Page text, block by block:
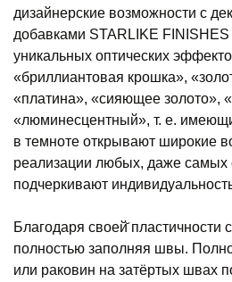
дизайнерские возможности с
добавками STARLIKE
уникальных оптических
«бриллиантовая крошка»,
«платина», «сияющее золото»,
«люминесцентный», т. е.
в темноте открывают широкие
реализации любых, даже самых
подчеркивают
Благодаря своей̆ пластичности
полностью заполняя швы.
или раковин на затёртых швах